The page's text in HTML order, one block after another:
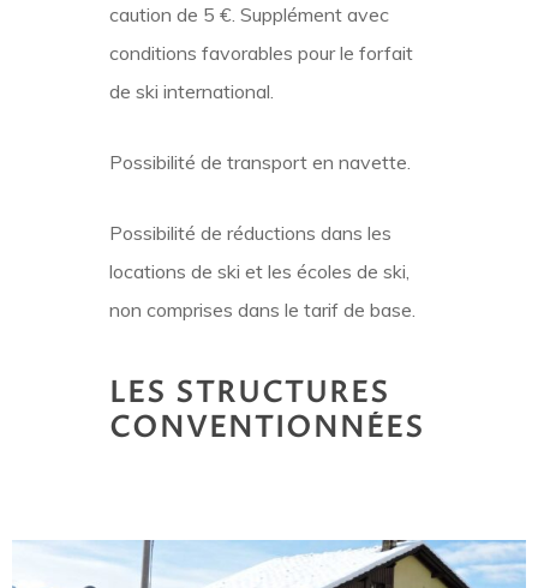
caution de 5 €. Supplément avec
conditions favorables pour le forfait
de ski international.
Possibilité de transport en navette.
Possibilité de réductions dans les
locations de ski et les écoles de ski,
non comprises dans le tarif de base.
LES STRUCTURES
CONVENTIONNÉES